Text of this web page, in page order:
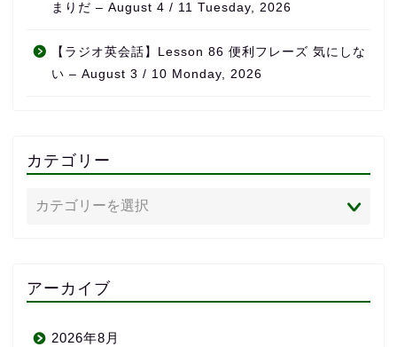
まりだ – August 4 / 11 Tuesday, 2026
【ラジオ英会話】Lesson 86 便利フレーズ 気にしな
い – August 3 / 10 Monday, 2026
カテゴリー
アーカイブ
2026年8月